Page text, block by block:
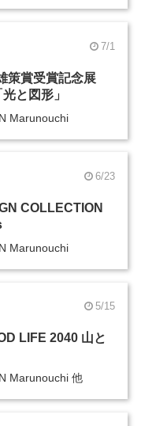
7/1
策賞受賞記念展
と図形」
Marunouchi
6/23
COLLECTION
Marunouchi
5/15
LIFE 2040 山と
Marunouchi 他